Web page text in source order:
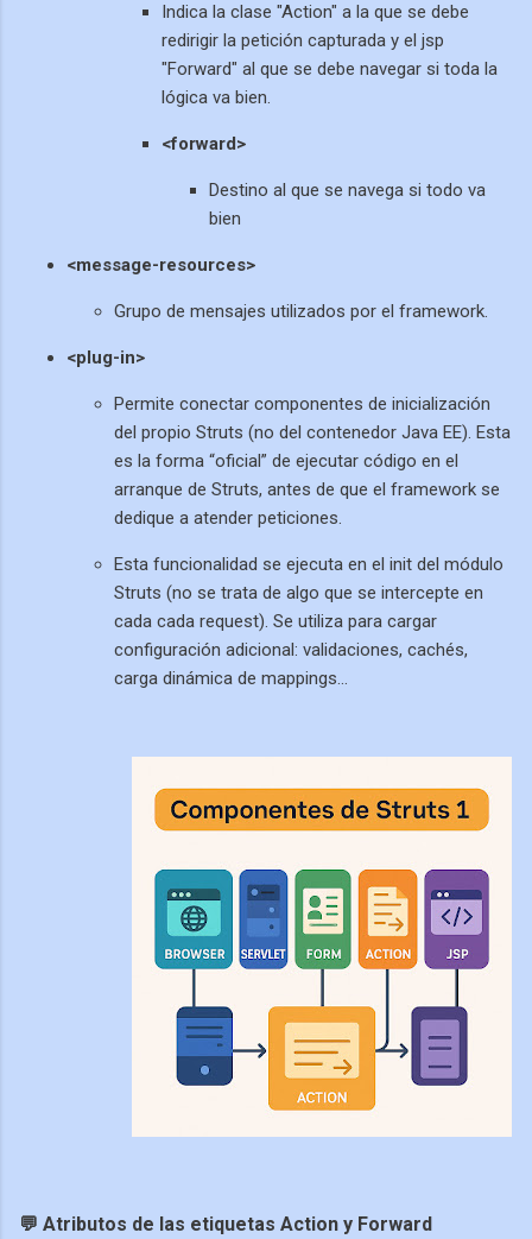
Indica la clase "Action" a la que se debe
redirigir la petición capturada y el jsp
"Forward" al que se debe navegar si toda la
lógica va bien.
<forward>
Destino al que se navega si todo va
bien
<message-resources>
Grupo de mensajes utilizados por el framework.
<plug-in>
Permite conectar componentes de inicialización
del propio Struts (no del contenedor Java EE). Esta
es la forma “oficial” de ejecutar código en el
arranque de Struts, antes de que el framework se
dedique a atender peticiones.
Esta funcionalidad se ejecuta en el init del módulo
Struts (no se trata de algo que se intercepte en
cada cada request). Se utiliza para cargar
configuración adicional: validaciones, cachés,
carga dinámica de mappings…
💬 Atributos de las etiquetas Action y Forward